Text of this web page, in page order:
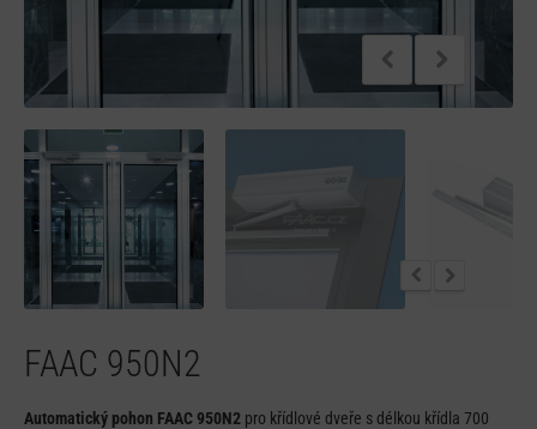
FAAC 950N2
Automatický pohon FAAC 950N2 pro křídlové dveře s délkou křídla 700